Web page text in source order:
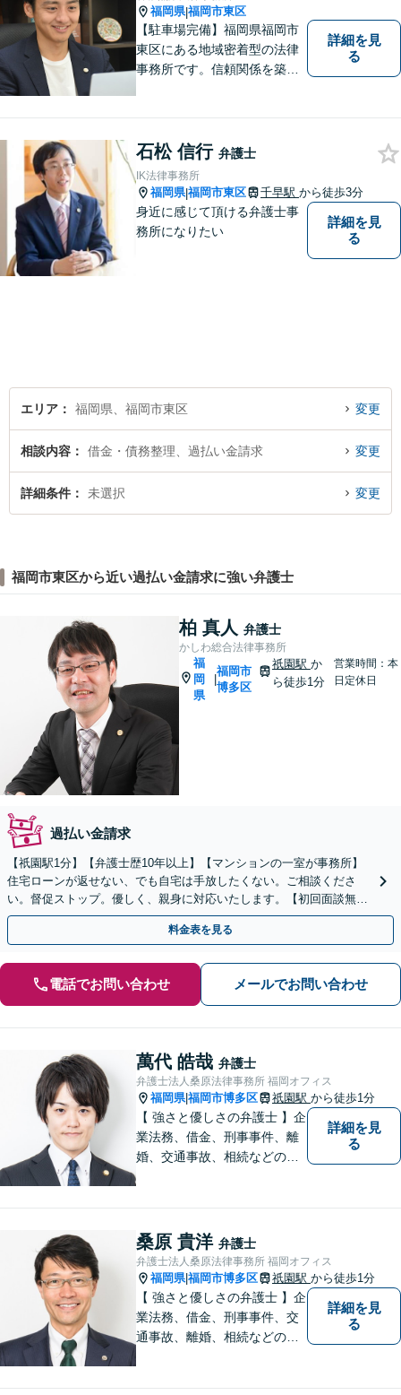
福岡県|福岡市東区
【駐車場完備】福岡県福岡市
東区にある地域密着型の法律
事務所です。信頼関係を築
方は気軽にご相談ください。
詳細を見
る
石松 信行 弁護士
IK法律事務所
福岡県|福岡市東区 千早駅 から徒歩3分
身近に感じて頂ける弁護士事
務所になりたい
詳細を見
る
エリア 福岡県、福岡市東区 変更
相談内容 借金・債務整理、過払い金請求 変更
詳細条件 未選択 変更
福岡市東区から近い過払い金請求に強い弁護士
柏 真人 弁護士
かしわ総合法律事務所
福
岡
県
福岡市
博多区
祇園駅 か
ら徒歩1分
営業時間：本
日定休日
過払い金請求
【祇園駅1分】【弁護士歴10年以上】【マンションの一室が事務所】
住宅ローンが返せない、でも自宅は手放したくない。ご相談くださ
い。督促ストップ。優しく、親身に対応いたします。【初回面談無
料】【後払い利用可】【休日・夜間面談可】
料金表を見る
電話でお問い合わせ メールでお問い合わせ
萬代 皓哉 弁護士
弁護士法人桑原法律事務所 福岡オフィス
福岡県|福岡市博多区 祇園駅 から徒歩1分
【 強さと優しさの弁護士 】企
業法務、借金、刑事事件、離
婚、交通事故、相続などのご
なリーガルサービスを提供い
たします。
詳細を見
る
桑原 貴洋 弁護士
弁護士法人桑原法律事務所 福岡オフィス
福岡県|福岡市博多区 祇園駅 から徒歩1分
【 強さと優しさの弁護士 】企
業法務、借金、刑事事件、交
通事故、離婚、相続などのご
詳細を見
る